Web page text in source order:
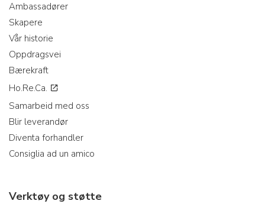
Ambassadører
Skapere
Vår historie
Oppdragsvei
Bærekraft
Ho.Re.Ca.
Samarbeid med oss
Blir leverandør
Diventa forhandler
Consiglia ad un amico
Verktøy og støtte